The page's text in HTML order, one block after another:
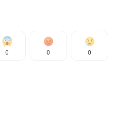
0 0 0